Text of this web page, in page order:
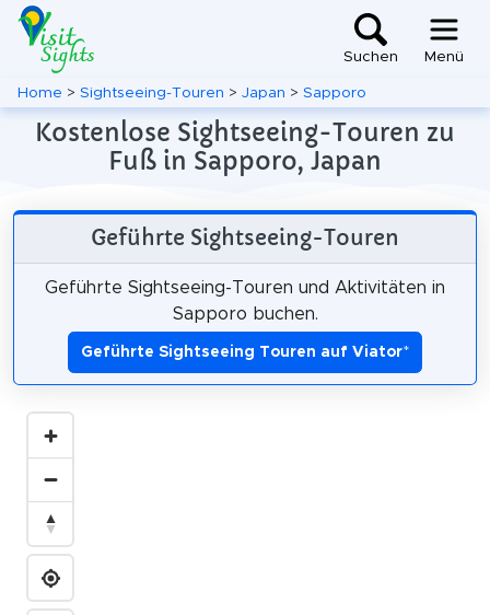
Suchen Menü
Home > Sightseeing-Touren > Japan > Sapporo
Kostenlose Sightseeing-Touren zu
Fuß in Sapporo, Japan
Geführte Sightseeing-Touren
Geführte Sightseeing-Touren und Aktivitäten in
Sapporo buchen.
Geführte Sightseeing Touren auf Viator*